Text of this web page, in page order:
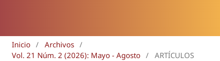
Inicio / Archivos /
Vol. 21 Núm. 2 (2026): Mayo - Agosto / ARTÍCULOS